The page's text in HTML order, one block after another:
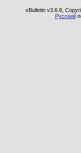
vBulletin v3.6.8,
Русский